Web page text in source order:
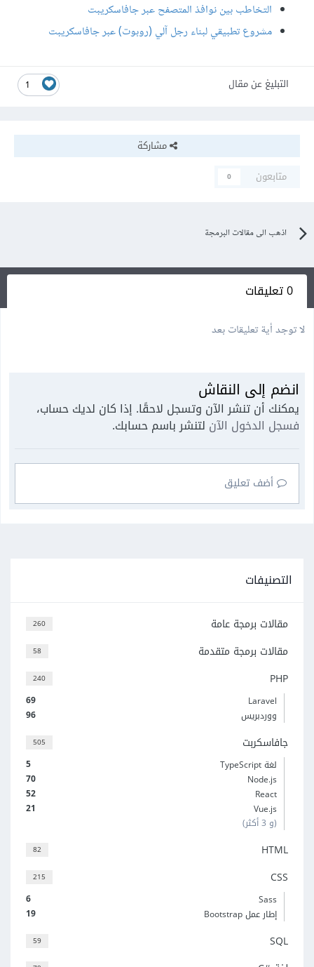
التخاطب بين نوافذ المتصفح عبر جافاسكريبت
مشروع تطبيقي لبناء رجل آلي (روبوت) عبر جافاسكريبت
1 التبليغ عن مقال
مشاركة
متابعون
0
اذهب الى مقالات البرمجة
0 تعليقات
لا توجد أية تعليقات بعد
انضم إلى النقاش
يمكنك أن تنشر الآن وتسجل لاحقًا. إذا كان لديك حساب،
فسجل الدخول الآن لتنشر باسم حسابك.
أضف تعليق
التصنيفات
260 مقالات برمجة عامة
58 مقالات برمجة متقدمة
240 PHP
69
Laravel
96
ووردبريس
505 جافاسكربت
5
لغة TypeScript
70
Node.js
52
React
21
Vue.js
(و 3 أكثر)
82 HTML
215 CSS
6
Sass
19
إطار عمل Bootstrap
59 SQL